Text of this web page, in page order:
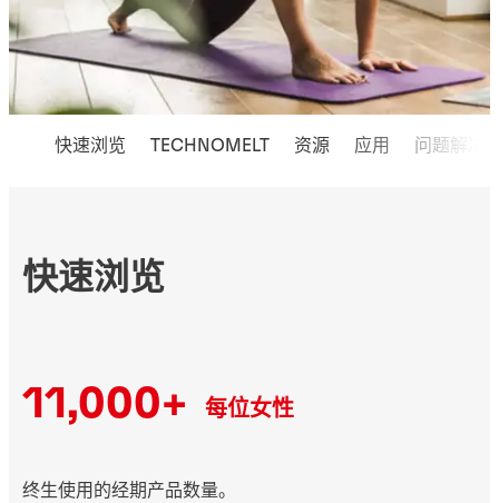
快速浏览 TECHNOMELT 资源 应用 问题解决
快速浏览
11,000+ 每位女性
终生使用的经期产品数量。